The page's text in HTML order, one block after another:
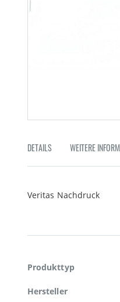
der
springen
DETAILS WEITERE
Veritas Nachdruck
Weitere
Produkttyp
Hersteller